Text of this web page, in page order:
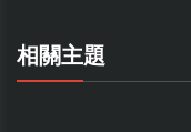
相關主題